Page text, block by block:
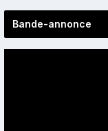
Bande-annonce